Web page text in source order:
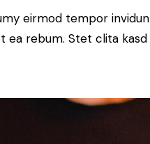
eirmod tempor
rebum. Stet clita